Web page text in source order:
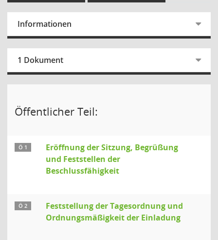
Informationen
1 Dokument
Öffentlicher Teil:
Ö 1
Eröffnung der Sitzung, Begrüßung
und Feststellen der
Beschlussfähigkeit
Ö 2
Feststellung der Tagesordnung und
Ordnungsmäßigkeit der Einladung